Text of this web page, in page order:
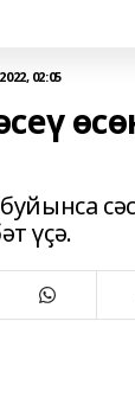
02:05
үҫә.